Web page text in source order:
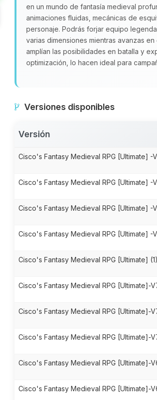
en un mundo de fantasía medieval
animaciones fluidas, mecánicas de
personaje. Podrás forjar equipo
varias dimensiones mientras avanzas
amplían las posibilidades en batalla y
optimización, lo hacen ideal para
Versiones disponibles
Versión
Cisco's Fantasy Medieval RPG [Ultimate] -
Cisco's Fantasy Medieval RPG [Ultimate] -
Cisco's Fantasy Medieval RPG [Ultimate] -
Cisco's Fantasy Medieval RPG [Ultimate] -
Cisco's Fantasy Medieval RPG [Ultimate]
Cisco's Fantasy Medieval RPG [Ultimate]-
Cisco's Fantasy Medieval RPG [Ultimate]-
Cisco's Fantasy Medieval RPG [Ultimate]-
Cisco's Fantasy Medieval RPG [Ultimate]-
Cisco's Fantasy Medieval RPG [Ultimate]-